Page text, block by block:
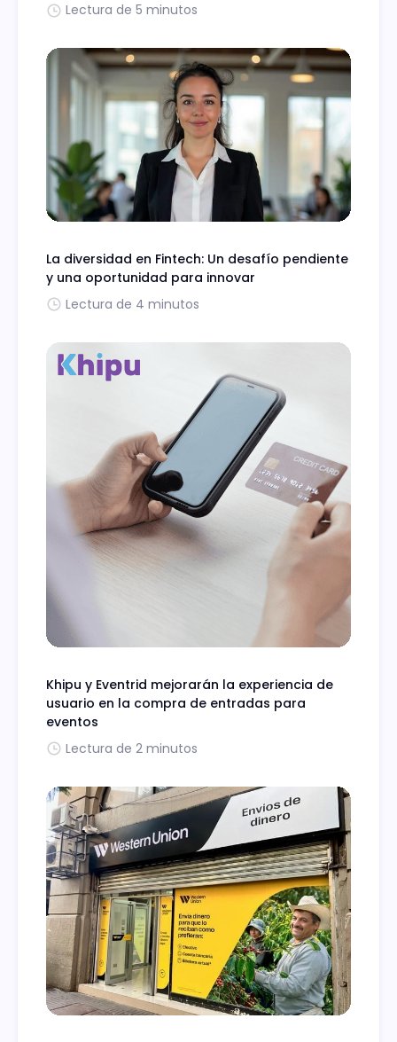
Lectura de 5 minutos
La diversidad en Fintech: Un desafío pendiente
y una oportunidad para innovar
Lectura de 4 minutos
Khipu y Eventrid mejorarán la experiencia de
usuario en la compra de entradas para
eventos
Lectura de 2 minutos